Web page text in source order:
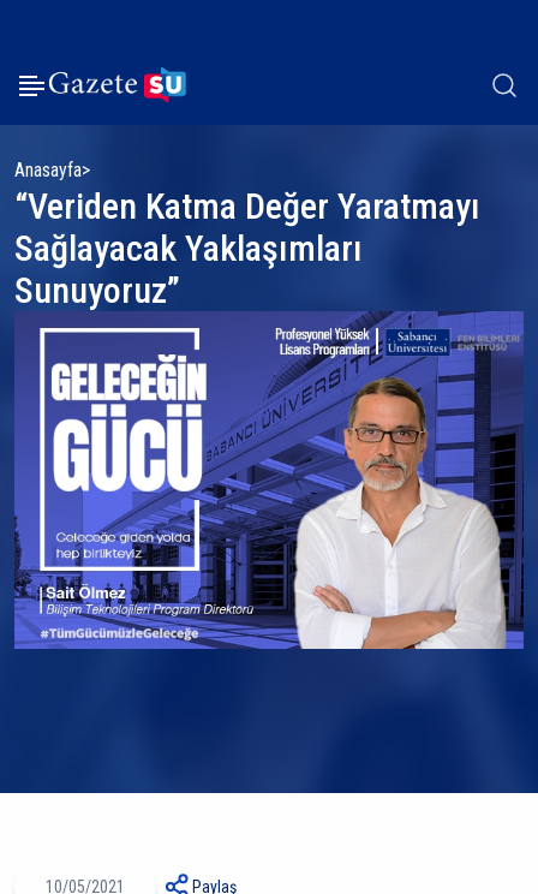
Anasayfa
“Veriden Katma Değer Yaratmayı
Sağlayacak Yaklaşımları
Sunuyoruz”
10/05/2021 Paylaş